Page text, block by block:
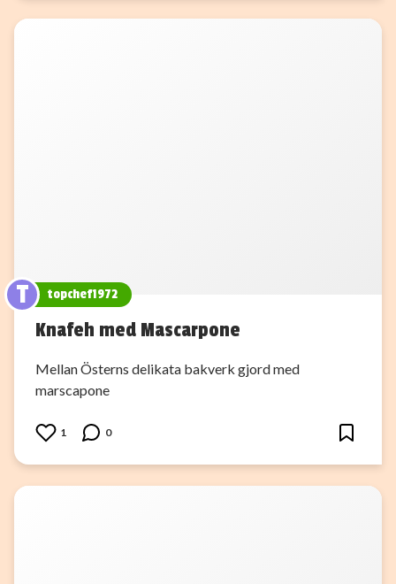
T topchef1972
Knafeh med Mascarpone
Mellan Österns delikata bakverk gjord med
marscapone
1 0